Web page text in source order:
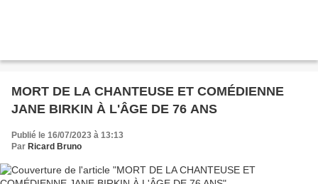
MORT DE LA CHANTEUSE ET COMÉDIENNE
JANE BIRKIN À L'ÂGE DE 76 ANS
Publié le 16/07/2023 à 13:13
Par Ricard Bruno